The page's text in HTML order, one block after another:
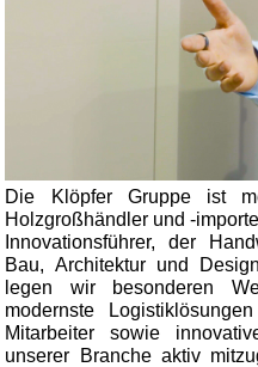
Die Klöpfer Gruppe ist
Holzgroßhändler und -
Innovationsführer, der
Bau, Architektur und
legen wir besonderen
modernste
Mitarbeiter sowie
unserer Branche aktiv